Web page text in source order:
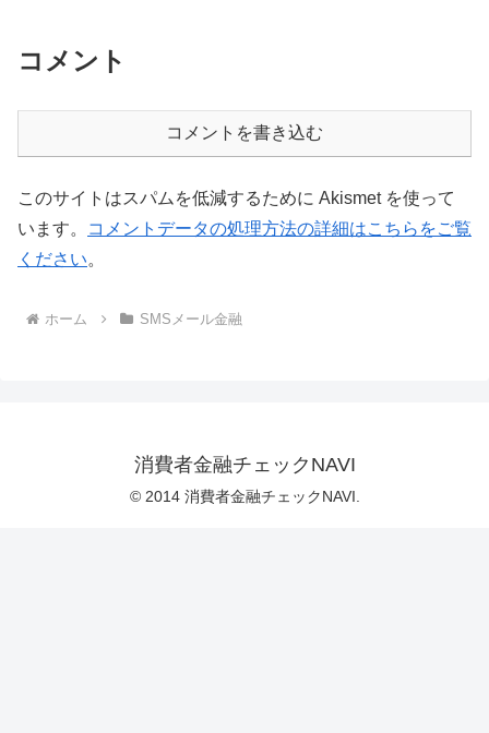
コメント
コメントを書き込む
このサイトはスパムを低減するために Akismet を使って
います。
コメントデータの処理方法の詳細はこちらをご覧
ください。
ホーム SMSメール金融
消費者金融チェックNAVI
© 2014 消費者金融チェックNAVI.